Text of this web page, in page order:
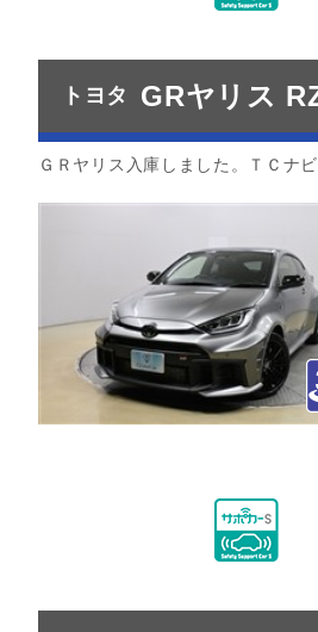
トヨタ GRヤリス
ＧＲヤリス入庫しました。ＴＣナ